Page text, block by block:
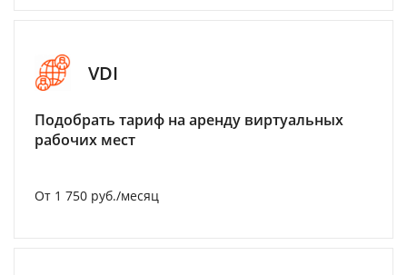
VDI
Подобрать тариф на аренду виртуальных
рабочих мест
От 1 750 руб./месяц